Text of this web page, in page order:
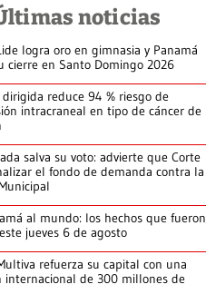
noticias
logra oro en gimnasia y Panamá
cierre en Santo Domingo 2026
dirigida reduce 94 % riesgo de
intracraneal en tipo de cáncer de
salva su voto: advierte que Corte
el fondo de demanda contra la
al mundo: los hechos que fueron
jueves 6 de agosto
refuerza su capital con una
internacional de 300 millones de